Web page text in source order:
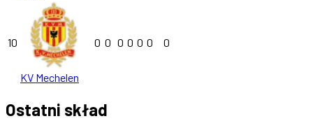
10
KV Mechelen
0 0 0 0 0 0 0
Ostatni skład